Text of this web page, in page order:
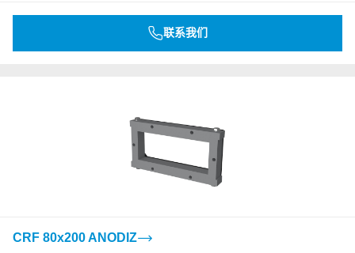
联系我们
CRF 80x200 ANODIZ